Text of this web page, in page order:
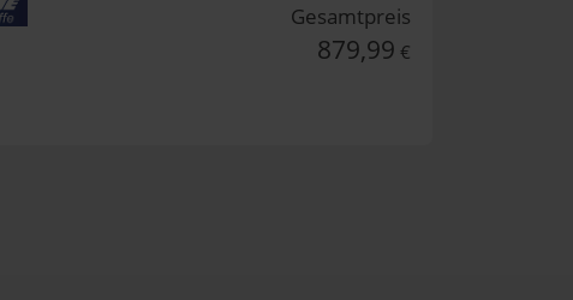
Gesamtpreis
879,99 €